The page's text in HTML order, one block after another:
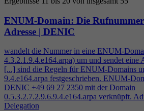
ENUM-Domain: Die
Adresse | DENIC
wandelt die Nummer in eine ENUM-
4.3.2.1.9.4.e164.arpa) um und sendet
[...] sind die Regeln für ENUM-Domains
9.4.e164.arpa festgeschrieben. ENUM-
DENIC +49 69 27 2350 mit der Domain
0.5.3.2.7.2.9.6.9.4.e164.arpa verknüpft.
Delegation